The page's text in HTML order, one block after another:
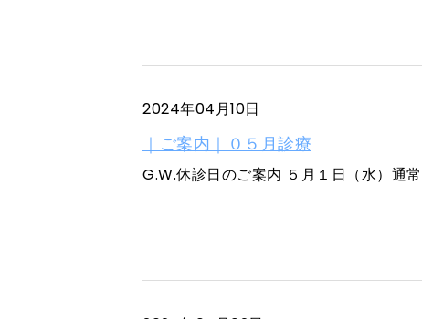
2024年04月10日
｜ご案内｜０５月診療
G.W.休診日のご案内 ５月１日（水）通